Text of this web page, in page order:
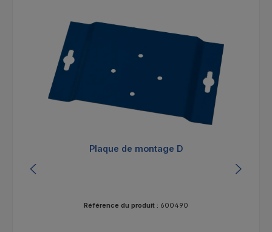
Plaque de montage D
Référence du produit : 600490